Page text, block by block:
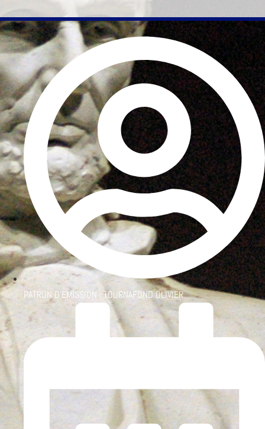
PATRON D'ÉMISSION : TOURNAFOND OLIVIER